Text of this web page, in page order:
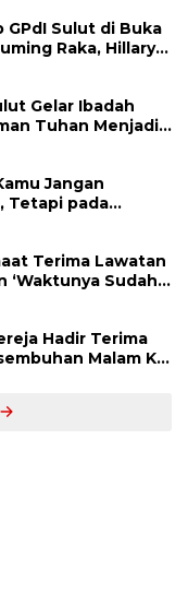
GPdI Sulut di Buka
Raka, Hillary
Gelar Ibadah
Tuhan Menjadi
Jangan
Tetapi pada
Terima Lawatan
Hadir Terima